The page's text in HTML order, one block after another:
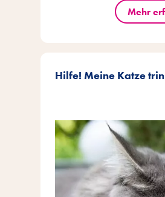
Mehr
Hilfe! Meine Katze